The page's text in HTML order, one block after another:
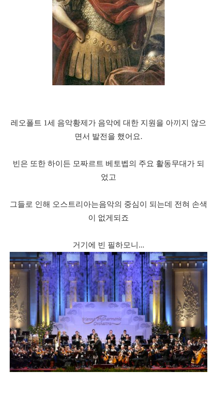
레오폴트 1세 음악황제가 음악에 대한 지원을 아끼지 않으
면서 발전을 했어요.
빈은 또한 하이든 모짜르트 베토벱의 주요 활동무대가 되
었고
그들로 인해 오스트리아는음악의 중심이 되는데 전혀 손색
이 없게되죠
거기에 빈 필하모니...